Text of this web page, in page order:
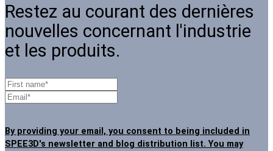
Restez au courant des dernières
nouvelles concernant l'industrie
et les produits.
By providing your email, you consent to being included in
SPEE3D's newsletter and blog distribution list. You may